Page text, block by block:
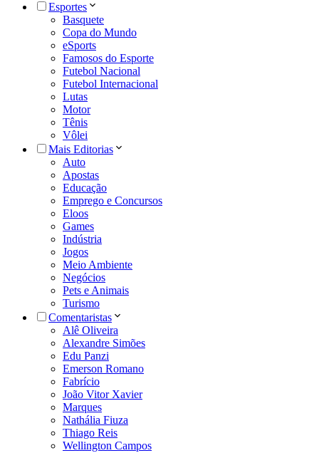
Esportes
Basquete
Copa do Mundo
eSports
Famosos do Esporte
Futebol Nacional
Futebol Internacional
Lutas
Motor
Tênis
Vôlei
Mais Editorias
Auto
Apostas
Educação
Emprego e Concursos
Eloos
Games
Indústria
Jogos
Meio Ambiente
Negócios
Pets e Animais
Turismo
Comentaristas
Alê Oliveira
Alexandre Simões
Edu Panzi
Emerson Romano
Fabrício
João Vitor Xavier
Marques
Nathália Fiuza
Thiago Reis
Wellington Campos